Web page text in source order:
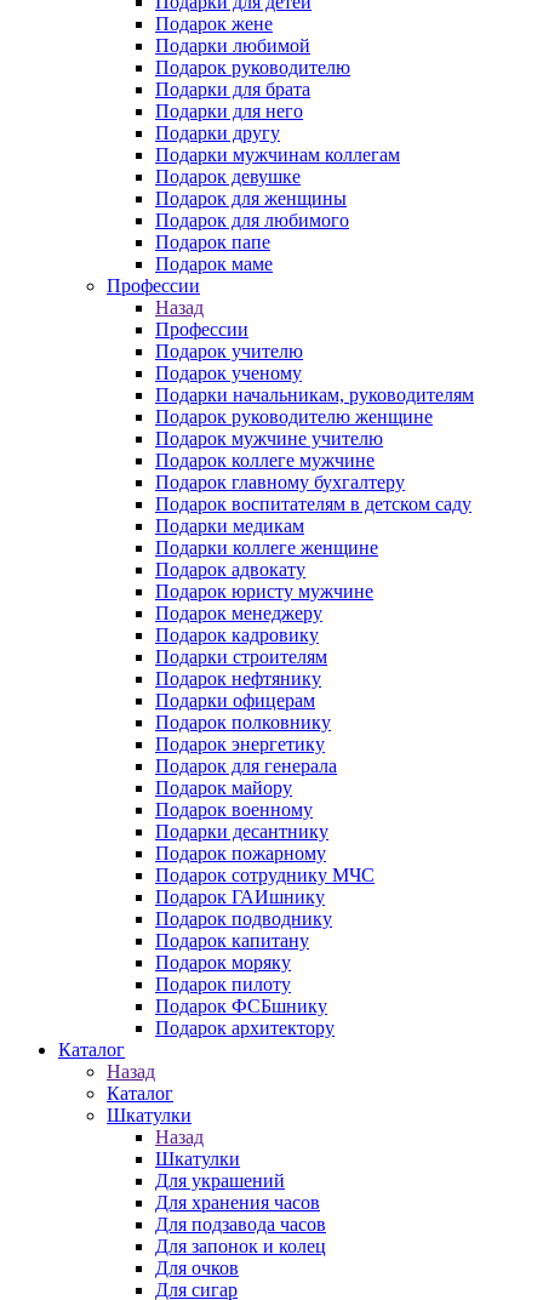
Подарок жене
Подарки любимой
Подарок руководителю
Подарки для брата
Подарки для него
Подарки другу
Подарки мужчинам коллегам
Подарок девушке
Подарок для женщины
Подарок для любимого
Подарок папе
Подарок маме
Профессии
Назад
Профессии
Подарок учителю
Подарок ученому
Подарки начальникам, руководителям
Подарок руководителю женщине
Подарок мужчине учителю
Подарок коллеге мужчине
Подарок главному бухгалтеру
Подарок воспитателям в детском саду
Подарки медикам
Подарки коллеге женщине
Подарок адвокату
Подарок юристу мужчине
Подарок менеджеру
Подарок кадровику
Подарки строителям
Подарок нефтянику
Подарки офицерам
Подарок полковнику
Подарок энергетику
Подарок для генерала
Подарок майору
Подарок военному
Подарки десантнику
Подарок пожарному
Подарок сотруднику МЧС
Подарок ГАИшнику
Подарок подводнику
Подарок капитану
Подарок моряку
Подарок пилоту
Подарок ФСБшнику
Подарок архитектору
Каталог
Назад
Каталог
Шкатулки
Назад
Шкатулки
Для украшений
Для хранения часов
Для подзавода часов
Для запонок и колец
Для очков
Для сигар